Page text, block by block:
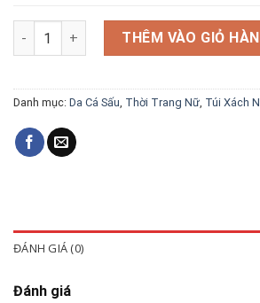
Túi Da Cá Sấu U323 Trơn số lượng
THÊM VÀO GIỎ
Danh mục: Da Cá Sấu, Thời Trang Nữ, Túi Xách
ĐÁNH GIÁ (0)
Đánh giá